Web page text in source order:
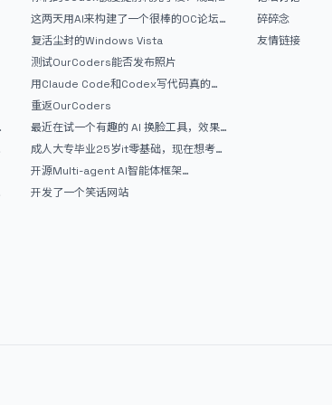
反应如何？
这两天用AI来构建了一个很棒的OC论坛
精华区
复活尘封的Windows Vista
测试OurCoders能否发布照片
用Claude Code和Codex写代码真的
爽，但是App怎么挣钱还是很难啊
重返OurCoders
最近在试一个有趣的 AI 换脸工具，效果
挺不错
成人大专毕业25岁it零基础，现在想考软
件设计师，有什么好的建议吗，谢谢！
开源Multi-agent AI智能体框架
aevatar.ai，欢迎大家贡献代码
开发了一个笑话网站
碎碎念
友情链接